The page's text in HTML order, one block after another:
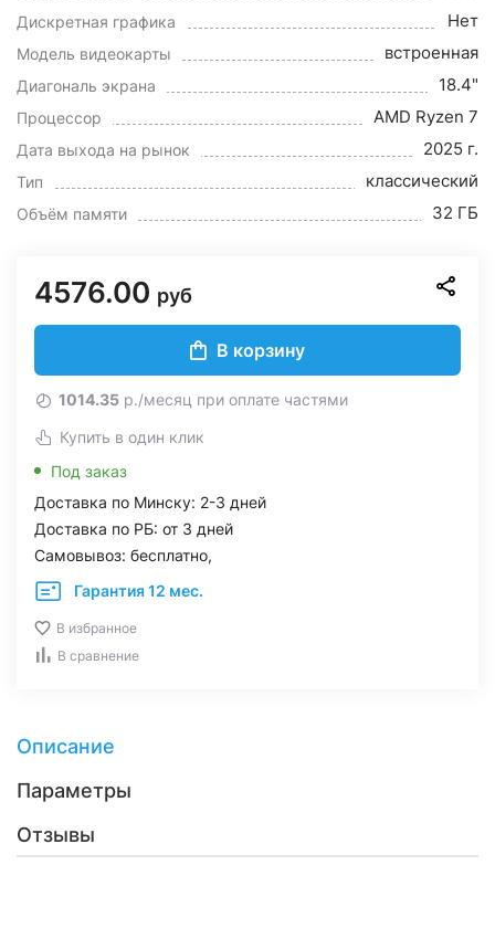
Дискретная графика Нет
Модель видеокарты встроенная
Диагональ экрана 18.4"
Процессор AMD Ryzen 7
Дата выхода на рынок 2025 г.
Тип классический
Объём памяти 32 ГБ
4576.00 руб
В корзину
1014.35 р./месяц при оплате частями
Купить в один клик
Под заказ
Доставка по Минску: 2-3 дней
Доставка по РБ: от 3 дней
Самовывоз: бесплатно,
Гарантия 12 мес.
В избранное
В сравнение
Описание
Параметры
Отзывы